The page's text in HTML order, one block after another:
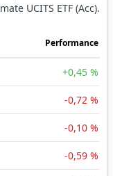
UCITS ETF (Acc).
Performance
+0,45 %
-0,72 %
-0,10 %
-0,59 %